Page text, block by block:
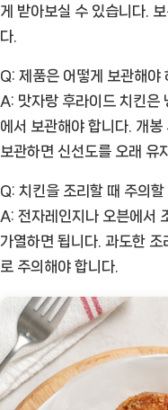
게 받아보실 수 있습니다.
다.
Q: 제품은 어떻게 보관해야
A: 맛자랑 후라이드 치킨은
에서 보관해야 합니다. 개
보관하면 신선도를 오래 유
Q: 치킨을 조리할 때 주의
A: 전자레인지나 오븐에서
가열하면 됩니다. 과도한
로 주의해야 합니다.